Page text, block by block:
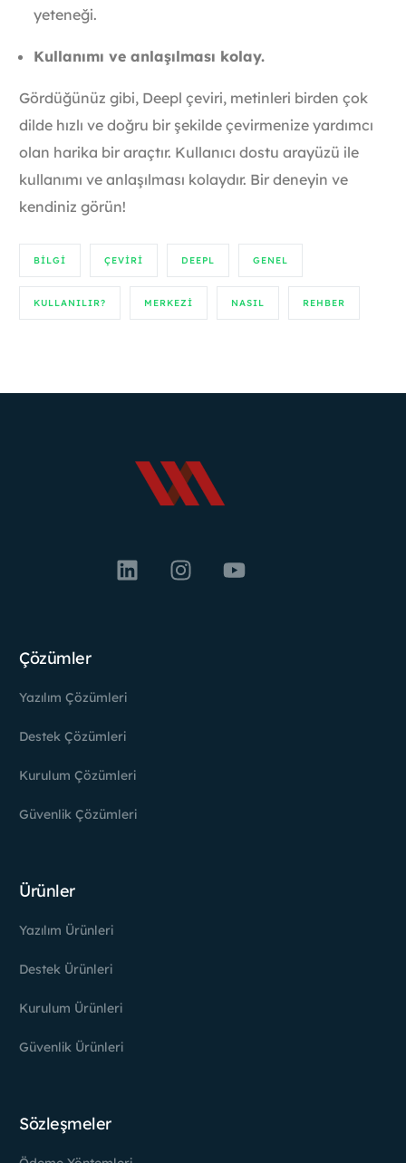
yeteneği.
Kullanımı ve anlaşılması kolay.
Gördüğünüz gibi, Deepl çeviri, metinleri birden çok
dilde hızlı ve doğru bir şekilde çevirmenize yardımcı
olan harika bir araçtır. Kullanıcı dostu arayüzü ile
kullanımı ve anlaşılması kolaydır. Bir deneyin ve
kendiniz görün!
BILGI ÇEVIRI DEEPL GENEL
KULLANILIR? MERKEZI NASIL REHBER
Çözümler
Yazılım Çözümleri
Destek Çözümleri
Kurulum Çözümleri
Güvenlik Çözümleri
Ürünler
Yazılım Ürünleri
Destek Ürünleri
Kurulum Ürünleri
Güvenlik Ürünleri
Sözleşmeler